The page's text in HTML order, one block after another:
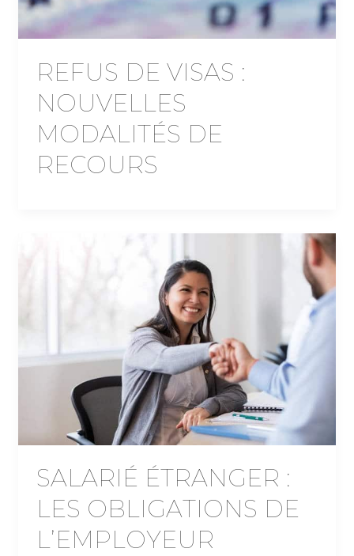
REFUS DE VISAS :
NOUVELLES
MODALITÉS DE
RECOURS
SALARIÉ ÉTRANGER :
LES OBLIGATIONS DE
L’EMPLOYEUR